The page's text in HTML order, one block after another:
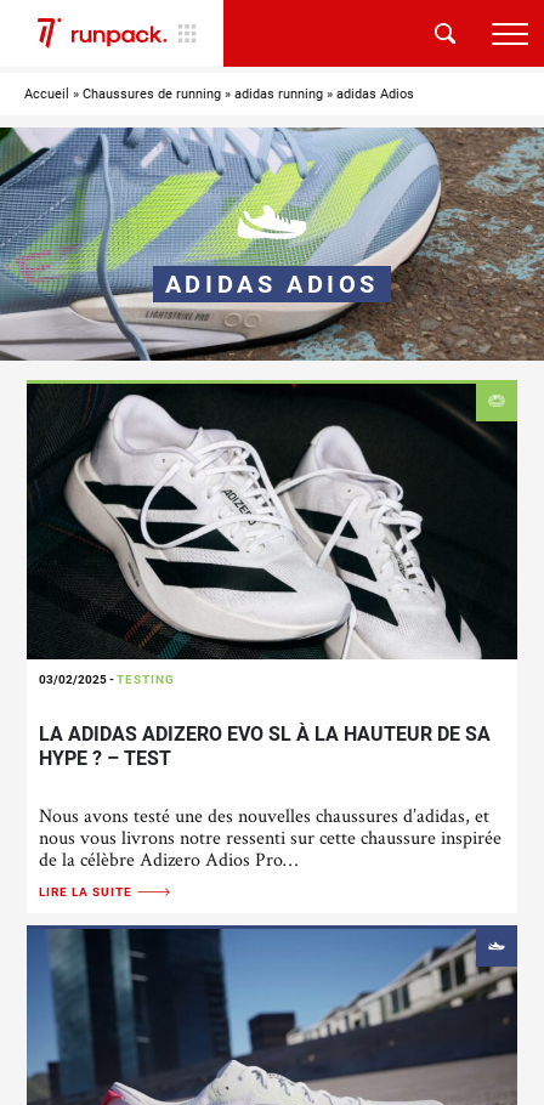
Accueil » Chaussures de running » adidas running » adidas Adios
ADIDAS ADIOS
03/02/2025-TESTING
LA ADIDAS ADIZERO EVO SL À LA HAUTEUR DE SA
HYPE ? – TEST
Nous avons testé une des nouvelles chaussures d’adidas, et
nous vous livrons notre ressenti sur cette chaussure inspirée
de la célèbre Adizero Adios Pro…
LIRE LA SUITE